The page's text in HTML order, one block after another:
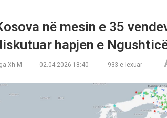
në mesin e 35
hapjen e
Xh M 02.04.2026 18:40 933 e lexuar